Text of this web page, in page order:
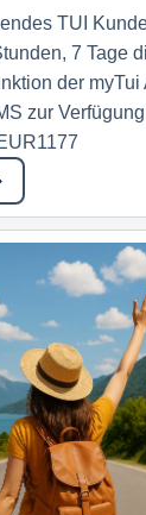
TUI
7 Tage
der myTui
zur